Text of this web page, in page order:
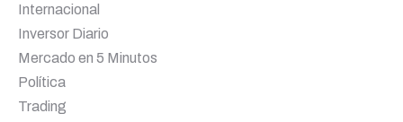
Internacional
Inversor Diario
Mercado en 5 Minutos
Política
Trading